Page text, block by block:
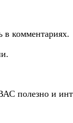
в комментариях.
полезно и